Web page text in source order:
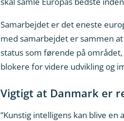
Samarbejdet er det eneste
med samarbejdet er sammen
status som førende på
blokere for videre udvikling og
Vigtigt at Danmark er
”Kunstig intelligens kan blive